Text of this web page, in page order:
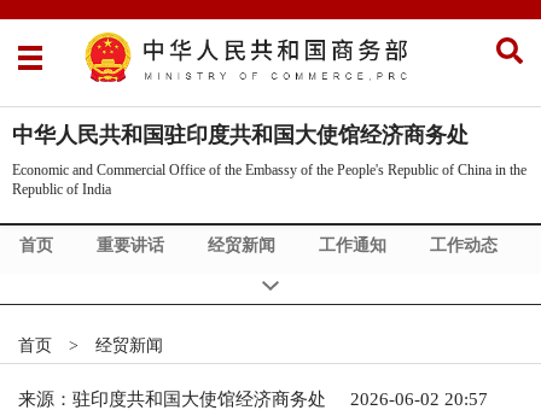
中华人民共和国驻印度共和国大使馆经济商务处
Economic and Commercial Office of the Embassy of the People's Republic of China in the
Republic of India
首页 重要讲话 经贸新闻 工作通知 工作动态
印度概况 政策法规
中国驻印度大使馆 Commercial News About Us
首页 > 经贸新闻
来源：驻印度共和国大使馆经济商务处 2026-06-02 20:57